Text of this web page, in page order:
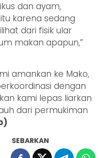
dan ayam,
karena sedang
dari fisik ular
makan apapun,”
amankan ke Mako,
dengan
kami lepas liarkan
dari permukiman
SEBARKAN